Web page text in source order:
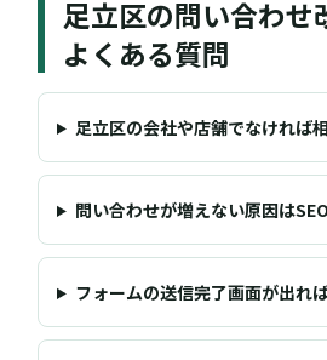
足立区の問い合わせ
よくある質問
足立区の会社や店舗でなければ
問い合わせが増えない原因は
フォームの送信完了画面が出れ